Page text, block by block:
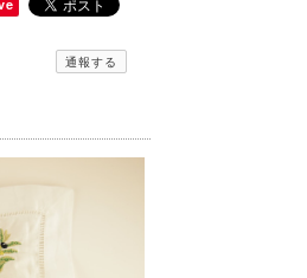
通報する